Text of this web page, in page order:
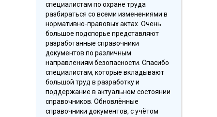
специалистам по охране труда
разбираться со всеми изменениями в
нормативно-правовых актах. Очень
большое подспорье представляют
разработанные справочники
документов по различным
направлениям безопасности. Спасибо
специалистам, которые вкладывают
большой труд в разработку и
поддержание в актуальном состоянии
справочников. Обновлённые
справочники документов, с учётом